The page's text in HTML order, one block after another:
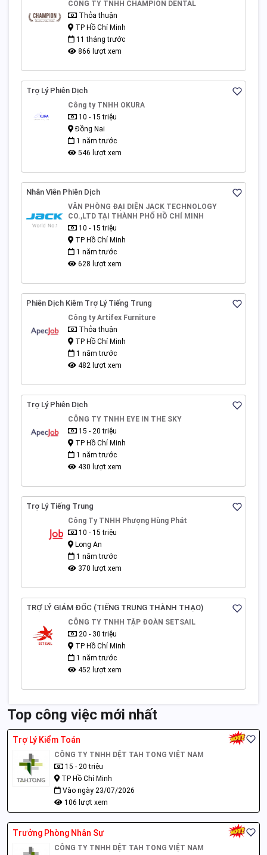
CÔNG TY TNHH CHAMPION DENTAL
Thỏa thuận
TP Hồ Chí Minh
11 tháng trước
866 lượt xem
Trợ Lý Phiên Dịch
Công ty TNHH OKURA
10 - 15 triệu
Đồng Nai
1 năm trước
546 lượt xem
Nhân Viên Phiên Dịch
VĂN PHÒNG ĐẠI DIỆN JACK TECHNOLOGY
CO.,LTD TẠI THÀNH PHỐ HỒ CHÍ MINH
10 - 15 triệu
TP Hồ Chí Minh
1 năm trước
628 lượt xem
Phiên Dịch Kiêm Trợ Lý Tiếng Trung
Công ty Artifex Furniture
Thỏa thuận
TP Hồ Chí Minh
1 năm trước
482 lượt xem
Trợ Lý Phiên Dịch
CÔNG TY TNHH EYE IN THE SKY
15 - 20 triệu
TP Hồ Chí Minh
1 năm trước
430 lượt xem
Trợ Lý Tiếng Trung
Công Ty TNHH Phượng Hùng Phát
10 - 15 triệu
Long An
1 năm trước
370 lượt xem
TRỢ LÝ GIÁM ĐỐC (TIẾNG TRUNG THÀNH THẠO)
CÔNG TY TNHH TẬP ĐOÀN SETSAIL
20 - 30 triệu
TP Hồ Chí Minh
1 năm trước
452 lượt xem
Top công việc mới nhất
Trợ Lý Kiểm Toán
CÔNG TY TNHH DỆT TAH TONG VIỆT NAM
15 - 20 triệu
TP Hồ Chí Minh
Vào ngày 23/07/2026
106 lượt xem
Trưởng Phòng Nhân Sự
CÔNG TY TNHH DỆT TAH TONG VIỆT NAM